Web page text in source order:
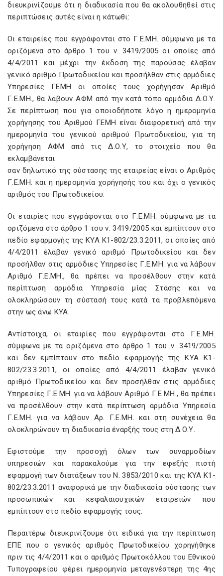
διευκρινίζουμε ότι η διαδικασία που θα ακολουθηθεί στις
περιπτώσεις αυτές είναι η κάτωθι:
Οι εταιρείες που εγγράφονται στο Γ.Ε.ΜΗ. σύμφωνα με τα
οριζόμενα στο άρθρο 1 του ν. 3419/2005 οι οποίες από
4/4/2011 και μέχρι την έκδοση της παρούσας έλαβαν
γενικό αριθμό Πρωτοδικείου και προσήλθαν στις αρμόδιες
Υπηρεσίες ΓΕΜΗ οι οποίες τους χορήγησαν Αριθμό
Γ.Ε.ΜΗ., θα λάβουν ΑΦΜ από την κατά τόπο αρμόδια Δ.Ο.Υ.
Σε περίπτωση που για οποιοδήποτε λόγο η ημερομηνία
χορήγησης του Αριθμού ΓΕΜΗ είναι διαφορετική από την
ημερομηνία του γενικού αριθμού Πρωτοδικείου, για τη
χορήγηση ΑΦΜ από τις Δ.Ο.Υ, το στοιχείο που θα
εκλαμβάνεται
σαν δηλωτικό της σύστασης της εταιρείας είναι ο Αριθμός
Γ.Ε.ΜΗ. και η ημερομηνία χορήγησής του και όχι ο γενικός
αριθμός του Πρωτοδικείου.
Οι εταιρίες που εγγράφονται στο Γ.Ε.ΜΗ. σύμφωνα με τα
οριζόμενα στο άρθρο 1 του ν. 3419/2005 και εμπίπτουν στο
πεδίο εφαρμογής της ΚΥΑ K1-802/23.3.2011, οι οποίες από
4/4/2011 έλαβαν γενικό αριθμό Πρωτοδικείου και δεν
προσήλθαν στις αρμόδιες Υπηρεσίες Γ.Ε.ΜΗ. για να λάβουν
Αριθμό Γ.Ε.ΜΗ., θα πρέπει να προσέλθουν στην κατά
περίπτωση αρμόδια Υπηρεσία μίας Στάσης και να
ολοκληρώσουν τη σύστασή τους κατά τα προβλεπόμενα
στην ως άνω ΚΥΑ.
Αντίστοιχα, οι εταιρίες που εγγράφονται στο Γ.Ε.ΜΗ.
σύμφωνα με τα οριζόμενα στο άρθρο 1 του ν. 3419/2005
και δεν εμπίπτουν στο πεδίο εφαρμογής της ΚΥΑ K1-
802/23.3.2011, οι οποίες από 4/4/2011 έλαβαν γενικό
αριθμό Πρωτοδικείου και δεν προσήλθαν στις αρμόδιες
Υπηρεσίες Γ.Ε.ΜΗ. για να λάβουν Αριθμό Γ.Ε.ΜΗ., θα πρέπει
να προσέλθουν στην κατά περίπτωση αρμόδια Υπηρεσία
Γ.Ε.ΜΗ. για να λάβουν Αρ. Γ.Ε.ΜΗ. και στη συνέχεια θα
ολοκληρώνουν τη διαδικασία έναρξής τους στη Δ.Ο.Υ.
Εφιστούμε την προσοχή όλων των συναρμοδίων
υπηρεσιών και παρακαλούμε για την εφεξής πιστή
εφαρμογή των διατάξεων του Ν. 3853/2010 και της ΚΥΑ K1-
802/23.3.2011 αναφορικά με την διαδικασία σύστασης των
προσωπικών και κεφαλαιουχικών εταιρειών που
εμπίπτουν στο πεδίο εφαρμογής τους.
Περαιτέρω διευκρινίζουμε ότι ειδικά για την περίπτωση
ΕΠΕ που ο γενικός αριθμός Πρωτοδικείου χορηγήθηκε
πριν τις 4/4/2011 και ο αριθμός Πρωτοκόλλου του Εθνικού
Τυπογραφείου φέρει ημερομηνία μεταγενέστερη της 4ης